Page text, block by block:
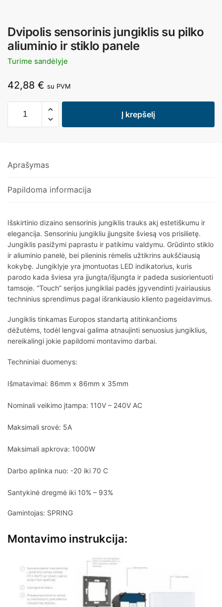
Dvipolis sensorinis jungiklis su pilko
aliuminio ir stiklo panele
Turime sandėlyje
42,88 € su PVM
Į krepšelį
Aprašymas
Papildoma informacija
Išskirtinio dizaino sensorinis jungiklis trauks akį estetiškumu ir
elegancija. Sensoriniu jungikliu įjungsite šviesą vos prisilietę.
Jungiklis pasižymi paprastu ir patikimu valdymu. Grūdinto stiklo
ir aliuminio panelė, bei plieninis rėmelis užtikrins aukščiausią
kokybę. Jungiklyje yra įmontuotas LED indikatorius, kuris
parodo kada šviesa yra įjungta/išjungta ir padeda susiorientuoti
tamsoje. “Touch” serijos jungikliai padės įgyvendinti įvairiausius
techninius sprendimus pagal išrankiausio kliento pageidavimus.
Jungiklis tinkamas Europos standartą atitinkančioms
dėžutėms, todėl lengvai galima atnaujinti senuosius jungiklius,
nereikalingi jokie papildomi montavimo darbai.
Techniniai duomenys:
Išmatavimai: 86mm x 86mm x 35mm
Nominali veikimo įtampa: 110V – 240V AC
Maksimali srovė: 5A
Maksimali apkrova: 1000W
Darbo aplinka nuo: -20 iki 70 C
Santykinė dregmė iki 10% – 93%
Gamintojas: SPRING
Montavimo instrukcija: